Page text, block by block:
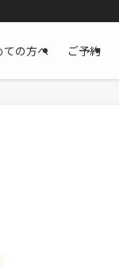
ての方へ ご予約